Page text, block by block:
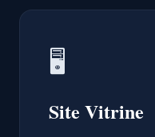
🖥️
Site Vitrine